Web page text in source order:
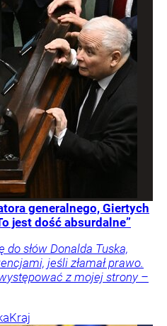
generalnego, Giertych
jest dość absurdalne”
do słów Donalda Tuska,
jeśli złamał prawo.
z mojej strony –
Kraj